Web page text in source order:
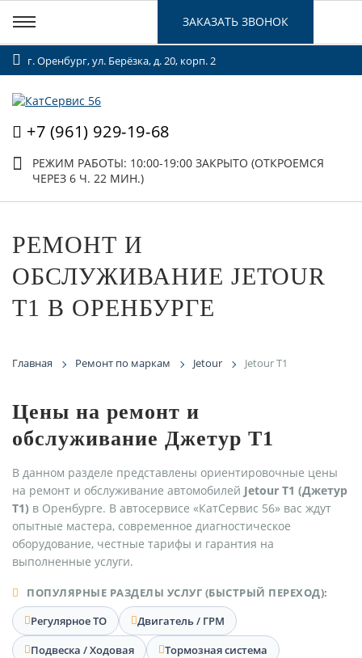
г. Оренбург, ул. Берёзка, д. 20, корп. 2
+7 (961) 929-19-68
РЕЖИМ РАБОТЫ: 10:00-19:00 ЗАКРЫТО (ОТКРОЕМСЯ
ЧЕРЕЗ 6 Ч. 22 МИН.)
ЗАКАЗАТЬ ЗВОНОК
РЕМОНТ И
ОБСЛУЖИВАНИЕ JETOUR
T1 В ОРЕНБУРГЕ
Главная Ремонт по маркам Jetour Jetour T1
Цены на ремонт и
обслуживание Джетур Т1
В данном разделе представлены ориентировочные цены
на ремонт и обслуживание автомобилей Jetour T1 (Джетур
Т1) в Оренбурге. В автосервисе «КатСервис 56» вас ждут
опытные мастера, современное диагностическое
оборудование, честные тарифы и гарантия на
выполненные услуги.
ПОПУЛЯРНЫЕ РАЗДЕЛЫ УСЛУГ (БЫСТРЫЙ ПЕРЕХОД):
Регулярное ТО
Двигатель / ГРМ
Подвеска / Ходовая
Тормозная система